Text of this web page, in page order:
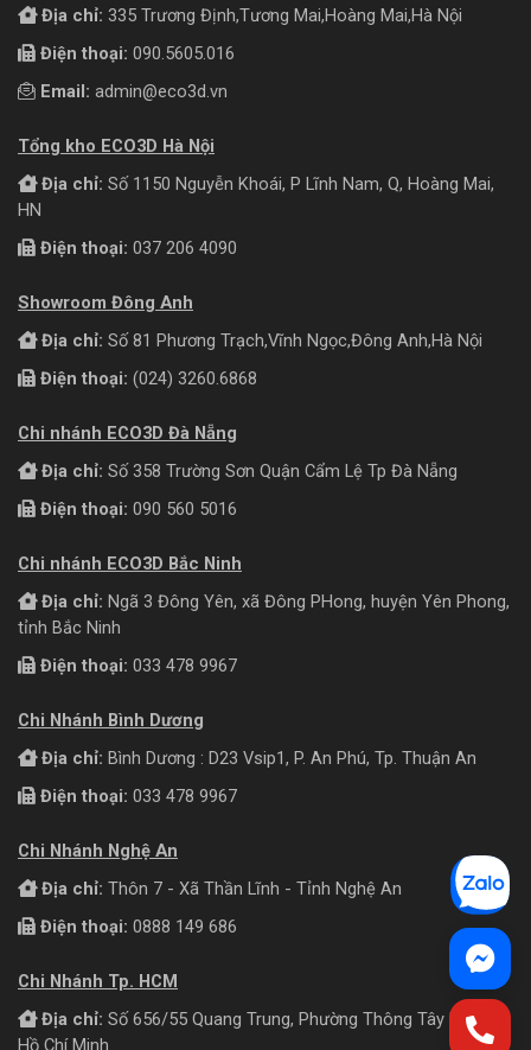
Địa chỉ: 335 Trương Định,Tương Mai,Hoàng Mai,Hà Nội
Điện thoại: 090.5605.016
Email: admin@eco3d.vn
Tổng kho ECO3D Hà Nội
Địa chỉ: Số 1150 Nguyễn Khoái, P Lĩnh Nam, Q, Hoàng Mai,
HN
Điện thoại: 037 206 4090
Showroom Đông Anh
Địa chỉ: Số 81 Phương Trạch,Vĩnh Ngọc,Đông Anh,Hà Nội
Điện thoại: (024) 3260.6868
Chi nhánh ECO3D Đà Nẵng
Địa chỉ: Số 358 Trường Sơn Quận Cẩm Lệ Tp Đà Nẵng
Điện thoại: 090 560 5016
Chi nhánh ECO3D Bắc Ninh
Địa chỉ: Ngã 3 Đông Yên, xã Đông PHong, huyện Yên Phong,
tỉnh Bắc Ninh
Điện thoại: 033 478 9967
Chi Nhánh Bình Dương
Địa chỉ: Bình Dương : D23 Vsip1, P. An Phú, Tp. Thuận An
Điện thoại: 033 478 9967
Chi Nhánh Nghệ An
Địa chỉ: Thôn 7 - Xã Thần Lĩnh - Tỉnh Nghệ An
Điện thoại: 0888 149 686
Chi Nhánh Tp. HCM
Địa chỉ: Số 656/55 Quang Trung, Phường Thông Tây Hội, TP
Hồ Chí Minh